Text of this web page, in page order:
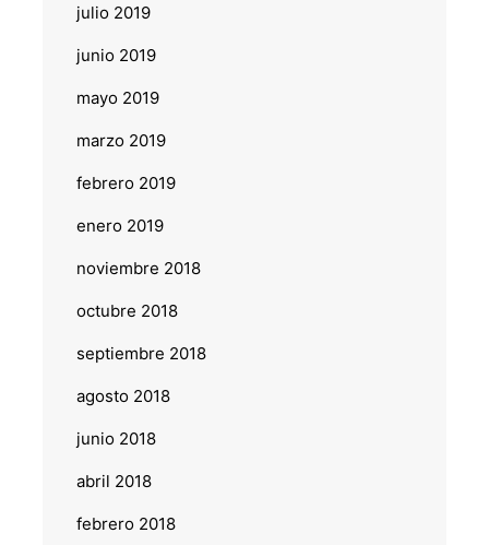
julio 2019
junio 2019
mayo 2019
marzo 2019
febrero 2019
enero 2019
noviembre 2018
octubre 2018
septiembre 2018
agosto 2018
junio 2018
abril 2018
febrero 2018